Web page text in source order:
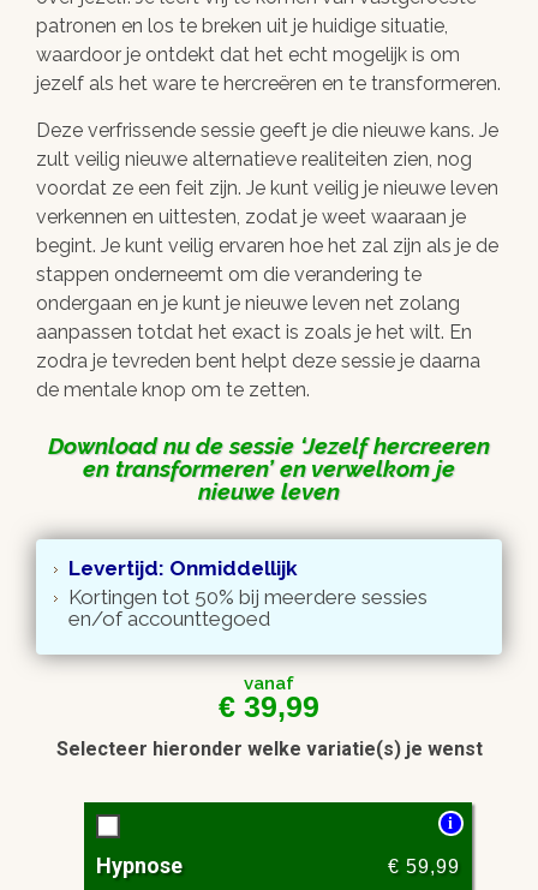
patronen en los te breken uit je huidige situatie,
waardoor je ontdekt dat het echt mogelijk is om
jezelf als het ware te hercreëren en te transformeren.
Deze verfrissende sessie geeft je die nieuwe kans. Je
zult veilig nieuwe alternatieve realiteiten zien, nog
voordat ze een feit zijn. Je kunt veilig je nieuwe leven
verkennen en uittesten, zodat je weet waaraan je
begint. Je kunt veilig ervaren hoe het zal zijn als je de
stappen onderneemt om die verandering te
ondergaan en je kunt je nieuwe leven net zolang
aanpassen totdat het exact is zoals je het wilt. En
zodra je tevreden bent helpt deze sessie je daarna
de mentale knop om te zetten.
Download nu de sessie Jezelf hercreeren
en transformeren en verwelkom je
nieuwe leven
Levertijd: Onmiddellijk
Kortingen tot 50% bij meerdere sessies
en/of accounttegoed
vanaf
€ 39,99
Selecteer hieronder welke variatie(s) je wenst
i
Hypnose € 59,99